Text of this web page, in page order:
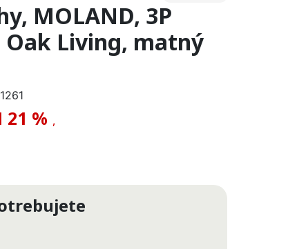
MOLAND, 3P
Oak Living, matný
21 % ,